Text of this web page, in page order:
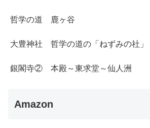
哲学の道 鹿ヶ谷
大豊神社 哲学の道の「ねずみの社」
銀閣寺② 本殿～東求堂～仙人洲
Amazon